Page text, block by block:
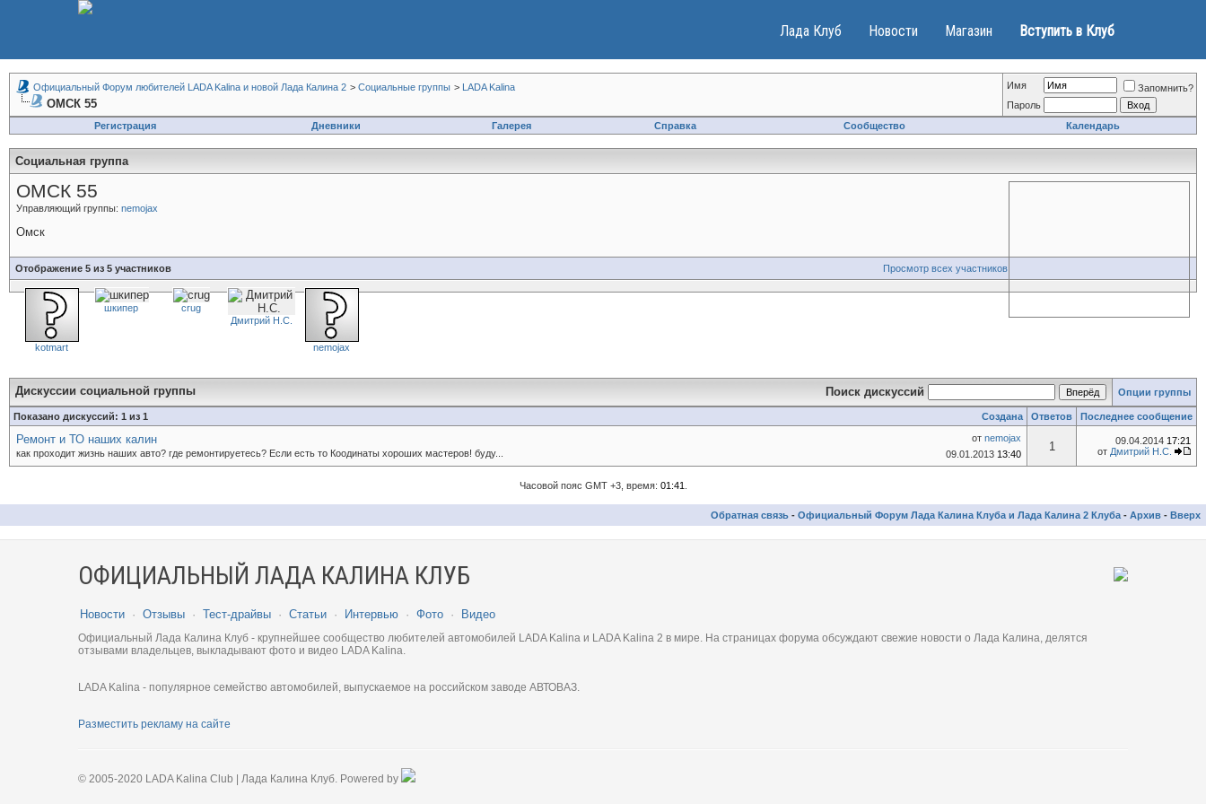
Лада Клуб Новости Магазин Вступить в Клуб
Официальный Форум любителей LADA Kalina и новой Лада Калина 2 > Социальные группы > LADA Kalina
ОМСК 55
Имя
Запомнить?
Пароль
Регистрация
Дневники Галерея Справка Сообщество Календарь
Социальная группа
ОМСК 55
Управляющий группы: nemojax
Омск
Просмотр всех участников
Отображение 5 из 5 участников
kotmart
шкипер
crug
Дмитрий Н.С.
nemojax
Поиск дискуссий
Дискуссии социальной группы Опции группы
Создана
Показано дискуссий: 1 из 1 Ответов
Последнее сообщение
от nemojax
09.01.2013 13:40
Ремонт и ТО наших калин
как проходит жизнь наших авто? где ремонтируетесь? Если есть то Коодинаты хороших мастеров! буду... 1 09.04.2014 17:21
от Дмитрий Н.С.
Часовой пояс GMT +3, время: 01:41
Обратная связь - Официальный Форум Лада Калина Клуба и Лада Калина 2 Клуба - Архив - Вверх
ОФИЦИАЛЬНЫЙ ЛАДА КАЛИНА КЛУБ
Новости · Отзывы · Тест-драйвы · Статьи · Интервью · Фото · Видео
Официальный Лада Калина Клуб - крупнейшее сообщество любителей автомобилей LADA Kalina и LADA Kalina 2 в мире. На страницах форума обсуждают свежие новости о Лада Калина, делятся
отзывами владельцев, выкладывают фото и видео LADA Kalina.
LADA Kalina - популярное семейство автомобилей, выпускаемое на российском заводе АВТОВАЗ.
Разместить рекламу на сайте
© 2005-2020 LADA Kalina Club | Лада Калина Клуб. Powered by